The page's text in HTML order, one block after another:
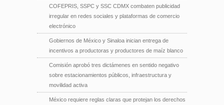
COFEPRIS, SSPC y SSC CDMX combaten publicidad
irregular en redes sociales y plataformas de comercio
electrónico
Gobiernos de México y Sinaloa inician entrega de
incentivos a productoras y productores de maíz blanco
Comisión aprobó tres dictámenes en sentido negativo
sobre estacionamientos públicos, infraestructura y
movilidad activa
México requiere reglas claras que protejan los derechos